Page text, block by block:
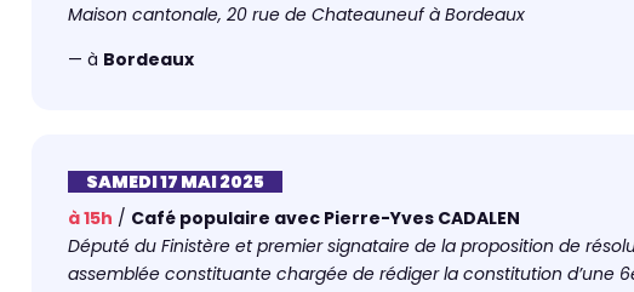
Maison cantonale, 20 rue de Chateauneuf à Bordeaux
— à Bordeaux
SAMEDI 17 MAI 2025
à 15h / Café populaire avec Pierre-Yves CADALEN
Député du Finistère et premier signataire de la proposition de
assemblée constituante chargée de rédiger la constitution d’une